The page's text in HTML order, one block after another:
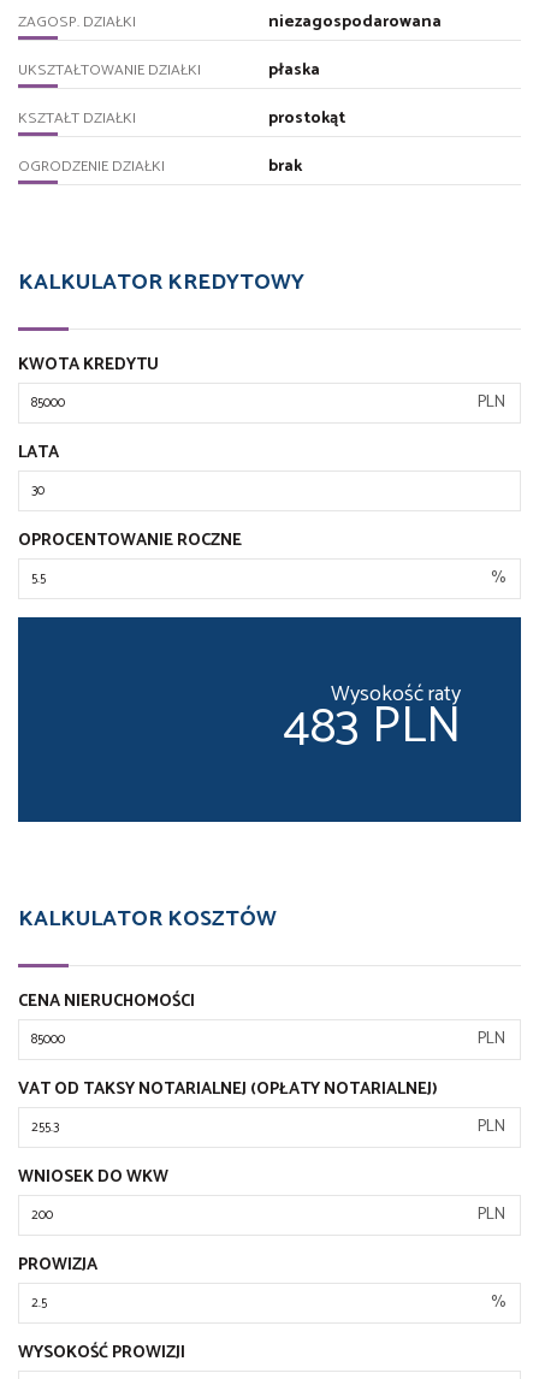
ZAGOSP. DZIAŁKI niezagospodarowana
UKSZTAŁTOWANIE DZIAŁKI płaska
KSZTAŁT DZIAŁKI prostokąt
OGRODZENIE DZIAŁKI brak
KALKULATOR KREDYTOWY
KWOTA KREDYTU
PLN
LATA
OPROCENTOWANIE ROCZNE
%
Wysokość raty
483 PLN
KALKULATOR KOSZTÓW
CENA NIERUCHOMOŚCI
PLN
VAT OD TAKSY NOTARIALNEJ (OPŁATY NOTARIALNEJ)
PLN
WNIOSEK DO WKW
PLN
PROWIZJA
%
WYSOKOŚĆ PROWIZJI